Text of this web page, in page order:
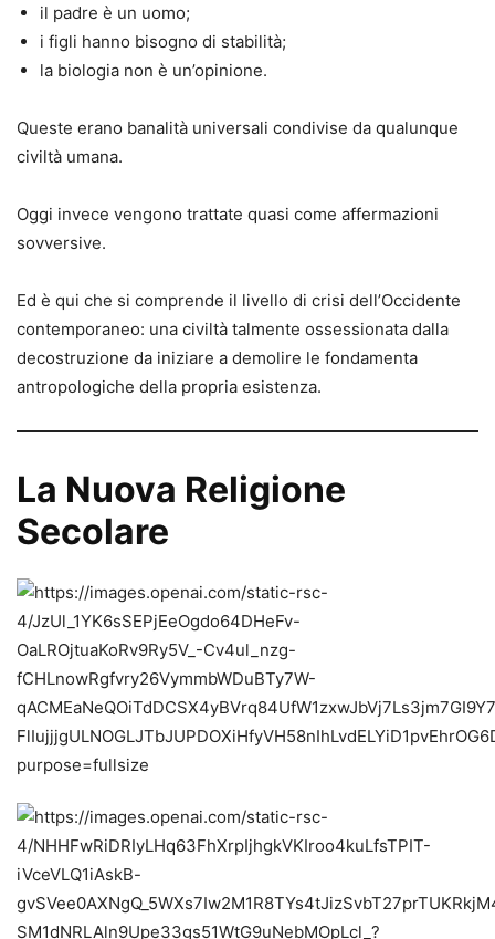
il padre è un uomo;
i figli hanno bisogno di stabilità;
la biologia non è un’opinione.
Queste erano banalità universali condivise da qualunque
civiltà umana.
Oggi invece vengono trattate quasi come affermazioni
sovversive.
Ed è qui che si comprende il livello di crisi dell’Occidente
contemporaneo: una civiltà talmente ossessionata dalla
decostruzione da iniziare a demolire le fondamenta
antropologiche della propria esistenza.
La Nuova Religione
Secolare